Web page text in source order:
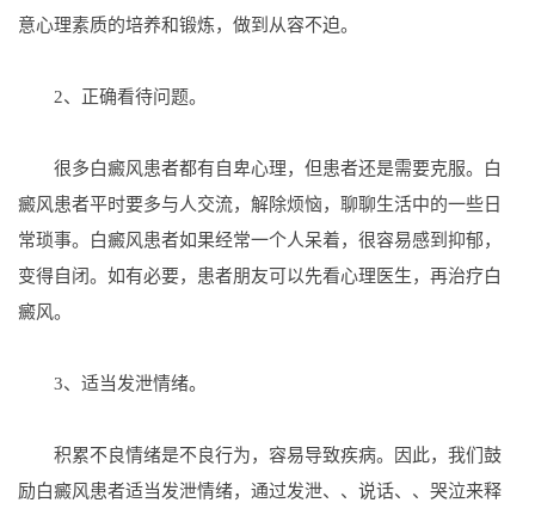
意心理素质的培养和锻炼，做到从容不迫。
2、正确看待问题。
很多白癜风患者都有自卑心理，但患者还是需要克服。白
癜风患者平时要多与人交流，解除烦恼，聊聊生活中的一些日
常琐事。白癜风患者如果经常一个人呆着，很容易感到抑郁，
变得自闭。如有必要，患者朋友可以先看心理医生，再治疗白
癜风。
3、适当发泄情绪。
积累不良情绪是不良行为，容易导致疾病。因此，我们鼓
励白癜风患者适当发泄情绪，通过发泄、、说话、、哭泣来释